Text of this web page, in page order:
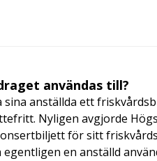
användas till?
anställda ett
Nyligen avgjorde
för sitt
en anställd